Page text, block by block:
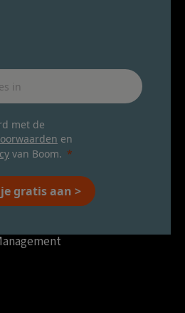
met de
en
van Boom.
gratis aan >